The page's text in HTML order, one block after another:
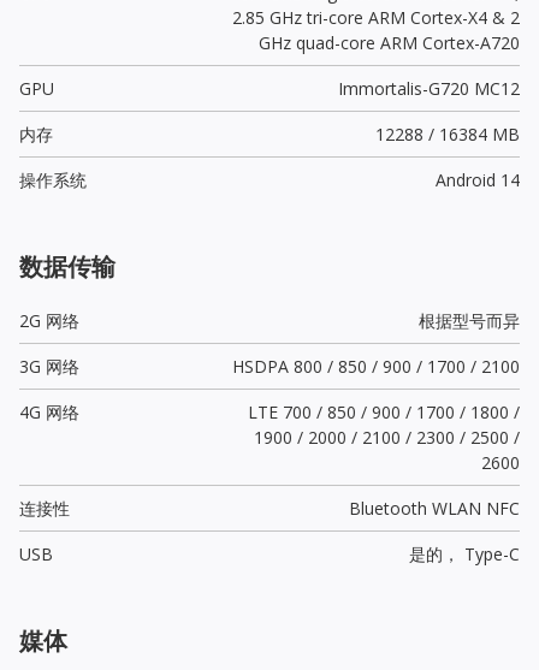
2.85 GHz tri-core ARM Cortex-X4 & 2
GHz quad-core ARM Cortex-A720
GPU
Immortalis-G720 MC12
内存
12288 / 16384 MB
操作系统
Android 14
数据传输
2G 网络
根据型号而异
3G 网络
HSDPA 800 / 850 / 900 / 1700 / 2100
4G 网络
LTE 700 / 850 / 900 / 1700 / 1800 /
1900 / 2000 / 2100 / 2300 / 2500 /
2600
连接性
Bluetooth WLAN NFC
USB
是的， Type-C
媒体